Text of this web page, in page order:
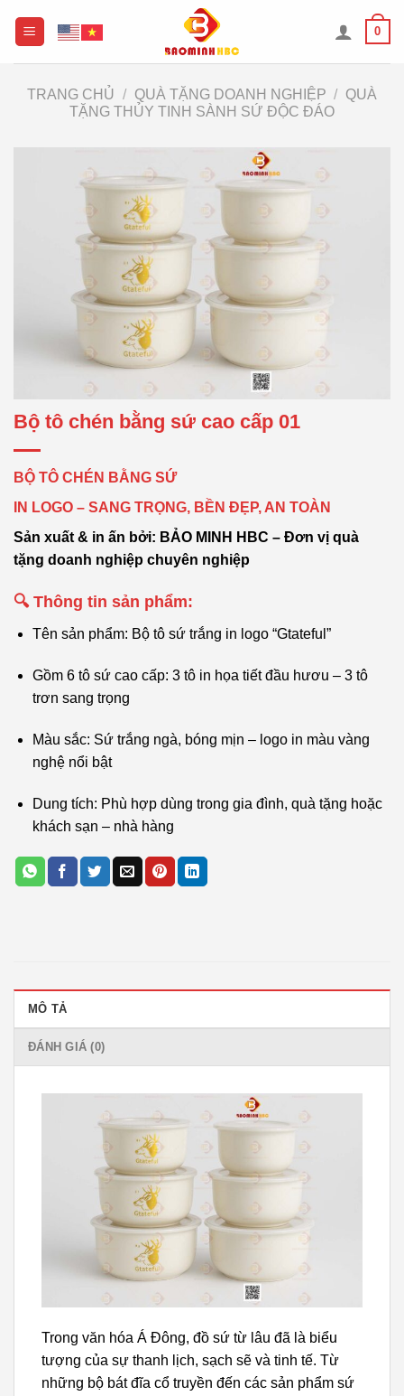
0
TRANG CHỦ / QUÀ TẶNG DOANH NGHIỆP / QUÀ
TẶNG THỦY TINH SÀNH SỨ ĐỘC ĐÁO
Bộ tô chén bằng sứ cao cấp 01
BỘ TÔ CHÉN BẰNG SỨ
IN LOGO – SANG TRỌNG, BỀN ĐẸP, AN TOÀN
Sản xuất & in ấn bởi: BẢO MINH HBC – Đơn vị quà
tặng doanh nghiệp chuyên nghiệp
🔍 Thông tin sản phẩm:
Tên sản phẩm: Bộ tô sứ trắng in logo “Gtateful”
Gồm 6 tô sứ cao cấp: 3 tô in họa tiết đầu hươu – 3 tô
trơn sang trọng
Màu sắc: Sứ trắng ngà, bóng mịn – logo in màu vàng
nghệ nổi bật
Dung tích: Phù hợp dùng trong gia đình, quà tặng hoặc
khách sạn – nhà hàng
MÔ TẢ
ĐÁNH GIÁ (0)
Trong văn hóa Á Đông, đồ sứ từ lâu đã là biểu
tượng của sự thanh lịch, sạch sẽ và tinh tế. Từ
những bộ bát đĩa cổ truyền đến các sản phẩm sứ